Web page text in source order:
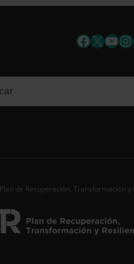
a la
X
de Recuperación, Transformación